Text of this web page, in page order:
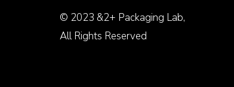
© 2023 &2+ Packaging Lab,
All Rights Reserved